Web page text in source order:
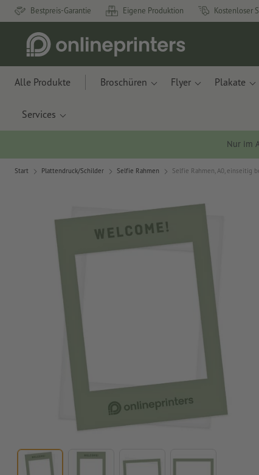
Bestpreis-Garantie Eigene Produktion Kostenloser
Alle Produkte Broschüren Flyer Plakate
Services
Nur im
Start Plattendruck/Schilder Selfie Rahmen Selfie Rahmen, A0, einseitig